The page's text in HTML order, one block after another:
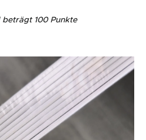
beträgt 100 Punkte